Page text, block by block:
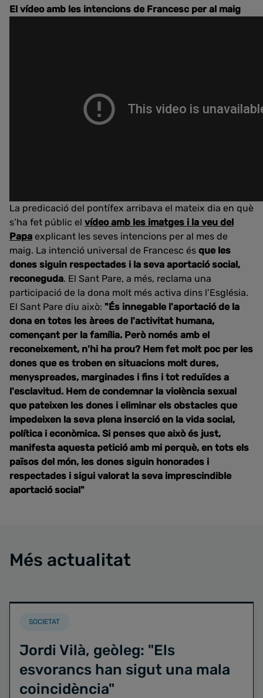
El vídeo amb les intencions de Francesc per al maig
La predicació del pontífex arribava el mateix dia en què
s’ha fet públic el vídeo amb les imatges i la veu del
Papa explicant les seves intencions per al mes de
maig. La intenció universal de Francesc és que les
dones siguin respectades i la seva aportació social,
reconeguda. El Sant Pare, a més, reclama una
participació de la dona molt més activa dins l’Església.
El Sant Pare diu això: "És innegable l'aportació de la
dona en totes les àrees de l'activitat humana,
començant per la família. Però només amb el
reconeixement, n'hi ha prou? Hem fet molt poc per les
dones que es troben en situacions molt dures,
menyspreades, marginades i fins i tot reduïdes a
l'esclavitud. Hem de condemnar la violència sexual
que pateixen les dones i eliminar els obstacles que
impedeixen la seva plena inserció en la vida social,
política i econòmica. Si penses que això és just,
manifesta aquesta petició amb mi perquè, en tots els
països del món, les dones siguin honorades i
respectades i sigui valorat la seva imprescindible
aportació social"
Més actualitat
SOCIETAT
Jordi Vilà, geòleg: "Els
esvorancs han sigut una mala
coincidència"